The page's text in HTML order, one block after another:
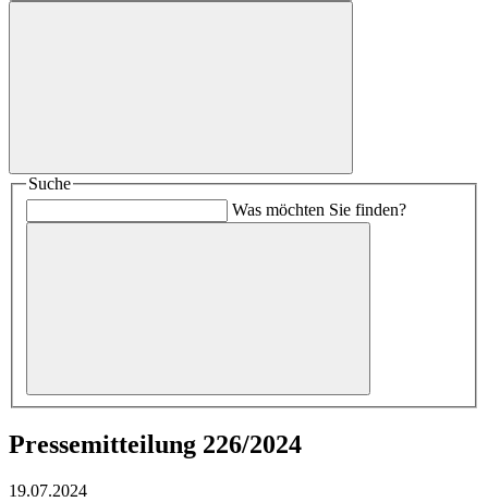
Suche
Was möchten Sie finden?
Pressemitteilung 226/2024
19.07.2024